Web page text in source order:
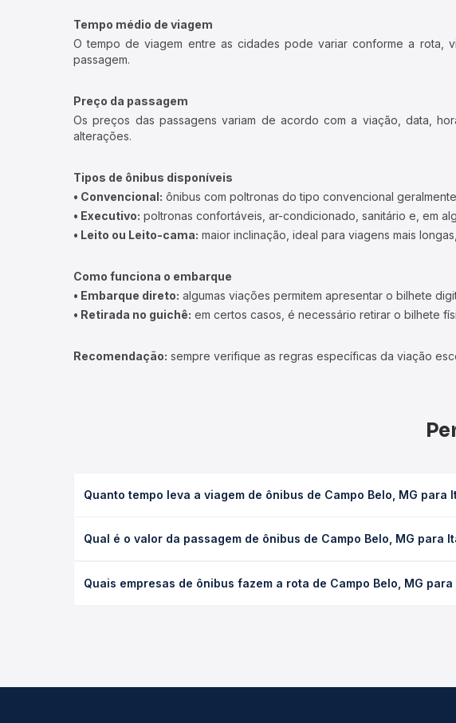
Tempo médio de viagem
O tempo de viagem entre as cidades pode variar conforme a rota,
passagem.
Preço da passagem
Os preços das passagens variam de acordo com a viação, data,
alterações.
Tipos de ônibus disponíveis
• Convencional: ônibus com poltronas do tipo convencional
• Executivo: poltronas confortáveis, ar-condicionado, sanitário e, em
• Leito ou Leito-cama: maior inclinação, ideal para viagens mais
Como funciona o embarque
• Embarque direto: algumas viações permitem apresentar o bilhete
• Retirada no guichê: em certos casos, é necessário retirar o bilhete
Recomendação: sempre verifique as regras específicas da viação
Quanto tempo leva a viagem de ônibus de Campo Belo, MG para
executivo ou leito) e as condições de tráfego. Na Quero Passagem
Qual é o valor da passagem de ônibus de Campo Belo, MG para
de poltrona e a antecedência da compra. Na Quero Passagem
Quais empresas de ônibus fazem a rota de Campo Belo, MG para